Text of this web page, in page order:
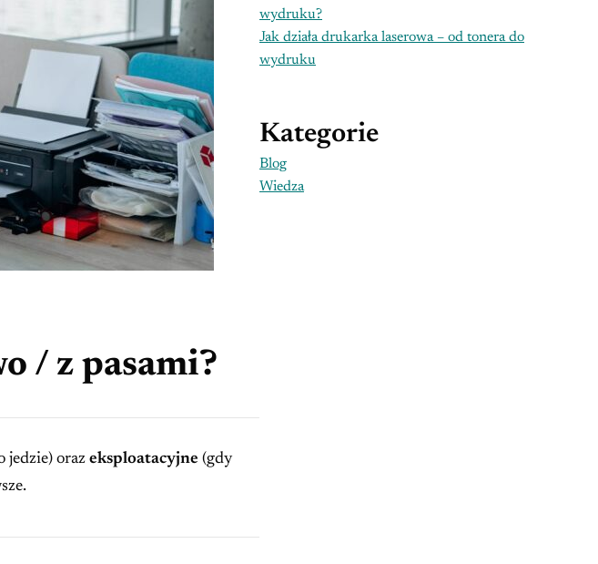
/ z pasami?
jedzie) oraz eksploatacyjne (gdy
wydruku?
Jak działa drukarka laserowa – od tonera do
wydruku
Kategorie
Blog
Wiedza